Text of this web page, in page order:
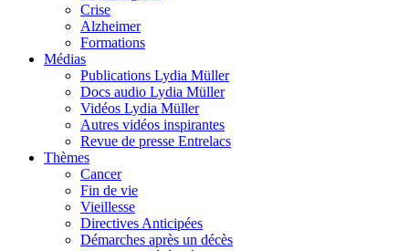
Crise
Alzheimer
Formations
Médias
Publications Lydia Müller
Docs audio Lydia Müller
Vidéos Lydia Müller
Autres vidéos inspirantes
Revue de presse Entrelacs
Thèmes
Cancer
Fin de vie
Vieillesse
Directives Anticipées
Démarches après un décès